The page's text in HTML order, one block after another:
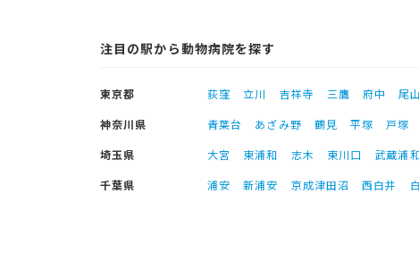
注目の駅から動物病院を探す
東京都 荻窪 立川 吉祥寺 三鷹 府中 尾
神奈川県
青葉台 あざみ野 鶴見 平塚 戸塚
埼玉県
大宮 東浦和 志木 東川口 武蔵浦
千葉県
浦安 新浦安 京成津田沼 西白井